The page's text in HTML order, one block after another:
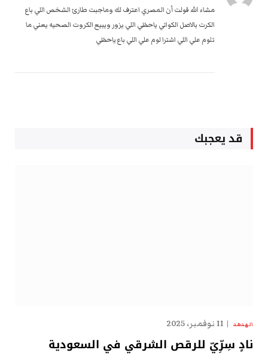
مشاء الله قولت أن المصري اعترف لك وماجبت طارئ الشخص اللي باع
الكرت بالاصل الكواتي ياحظي اللي يزور ويبيع الكروت الصحيه يعني ما
تلوم علي اللي اشترا لوم علي اللي باع ياحظي
قد يعجبك
الهدهد 11 نوفمبر، 2025
نادٍ سِرِّيّ للرقص الشرقي في السعودية